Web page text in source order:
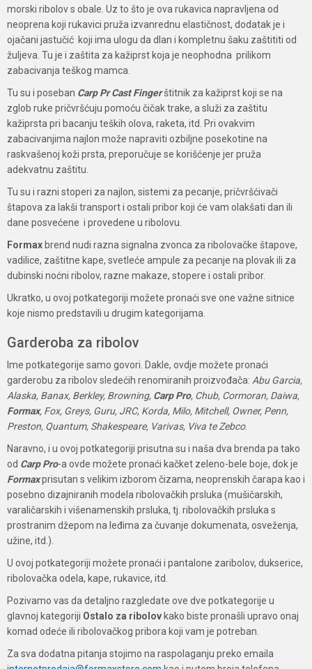
morski ribolov s obale. Uz to što je ova rukavica napravljena od
neoprena koji rukavici pruža izvanrednu elastičnost, dodatak je i
ojačani jastučić koji ima ulogu da dlan i kompletnu šaku zaštititi od
žuljeva. Tu je i zaštita za kažiprst koja je neophodna prilikom
zabacivanja teškog mamca.
Tu su i poseban Carp Pr Cast Fingerštitnik za kažiprst koji se na
zglob ruke pričvršćuju pomoću čičak trake, a služi za zaštitu
kažiprsta pri bacanju teških olova, raketa, itd. Pri ovakvim
zabacivanjima najlon može napraviti ozbiljne posekotine na
raskvašenoj koži prsta, preporučuje se korišćenje jer pruža
adekvatnu zaštitu.
Tu su i razni stoperi za najlon, sistemi za pecanje, pričvršćivači
štapova za lakši transport i ostali pribor koji će vam olakšati dan ili
dane posvećene i provedene u ribolovu.
Formax brend nudi razna signalna zvonca za ribolovačke štapove,
vadilice, zaštitne kape, svetleće ampule za pecanje na plovak ili za
dubinski noćni ribolov, razne makaze, stopere i ostali pribor.
Ukratko, u ovoj potkategoriji možete pronaći sve one važne sitnice
koje nismo predstavili u drugim kategorijama.
Garderoba za ribolov
Ime potkategorije samo govori. Dakle, ovdje možete pronaći
garderobu za ribolov sledećih renomiranih proizvođača: Abu Garcia,
Alaska, Banax, Berkley, Browning, Carp Pro, Chub, Cormoran, Daiwa,
Formax, Fox, Greys, Guru, JRC, Korda, Milo, Mitchell, Owner, Penn,
Preston, Quantum, Shakespeare, Varivas, Viva te Zebco.
Naravno, i u ovoj potkategoriji prisutna su i naša dva brenda pa tako
od Carp Pro-a ovde možete pronaći kačket zeleno-bele boje, dok je
Formaxprisutan s velikim izborom čizama, neoprenskih čarapa kao i
posebno dizajniranih modela ribolovačkih prsluka (mušičarskih,
varaličarskih i višenamenskih prsluka, tj. ribolovačkih prsluka s
prostranim džepom na leđima za čuvanje dokumenata, osveženja,
užine, itd.).
U ovoj potkategoriji možete pronaći i pantalone zaribolov, dukserice,
ribolovačka odela, kape, rukavice, itd.
Pozivamo vas da detaljno razgledate ove dve potkategorije u
glavnoj kategoriji Ostalo za ribolov kako biste pronašli upravo onaj
komad odeće ili ribolovačkog pribora koji vam je potreban.
Za sva dodatna pitanja stojimo na raspolaganju preko emaila